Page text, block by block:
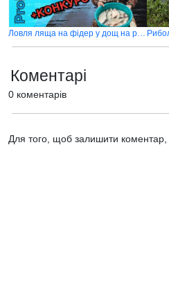
Ловля ляща на фідер у дощ на річці Дністер 2020
Коментарі
0 коментарів
Для того, щоб залишити коментар,